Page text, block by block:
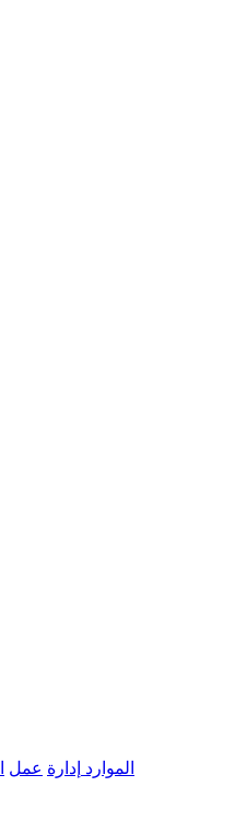
الموارد إدارة عمل